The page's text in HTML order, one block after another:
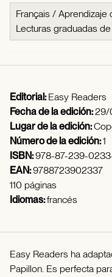
Français / Aprendizaje
Lecturas graduadas
Editorial:Easy Readers
Fecha de la edición:29/
Lugar de la edición:
Número de la edición:1
ISBN:978-87-239-
EAN:9788723902337
110 páginas
Idiomas:francés
Easy Readers ha
Papillon. Es perfecta